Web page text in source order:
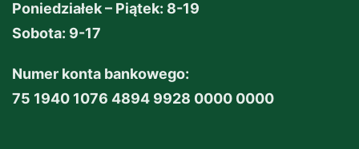
Poniedziałek – Piątek: 8-19
Sobota: 9-17
Numer konta bankowego:
75 1940 1076 4894 9928 0000 0000